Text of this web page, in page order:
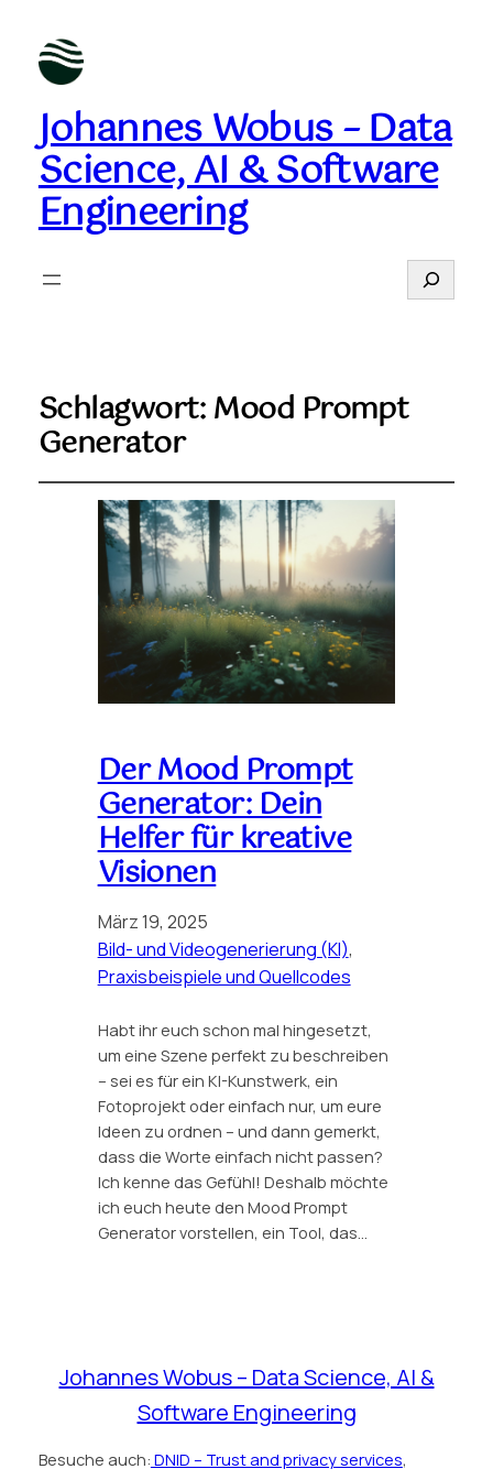
Johannes Wobus – Data
Science, AI & Software
Engineering
Suchen
Schlagwort:Mood Prompt
Generator
Der Mood Prompt
Generator: Dein
Helfer für kreative
Visionen
März 19, 2025
Bild- und Videogenerierung (KI)
Praxisbeispiele und Quellcodes
Habt ihr euch schon mal hingesetzt,
um eine Szene perfekt zu beschreiben
– sei es für ein KI-Kunstwerk, ein
Fotoprojekt oder einfach nur, um eure
Ideen zu ordnen – und dann gemerkt,
dass die Worte einfach nicht passen?
Ich kenne das Gefühl! Deshalb möchte
ich euch heute den Mood Prompt
Generator vorstellen, ein Tool, das…
Johannes Wobus – Data Science, AI &
Software Engineering
Besuche auch: DNID – Trust and privacy services,